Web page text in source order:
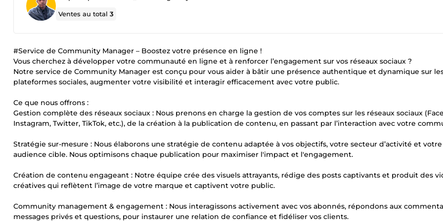
Ventes au total3
#Service de Community Manager – Boostez votre présence en ligne !
Vous cherchez à développer votre communauté en ligne et à renforcer l’engagement sur vos réseaux sociaux ?
Notre service de Community Manager est conçu pour vous aider à bâtir une présence authentique et dynamique sur
plateformes sociales, augmenter votre visibilité et interagir efficacement avec votre public.
Ce que nous offrons :
Gestion complète des réseaux sociaux : Nous prenons en charge la gestion de vos comptes sur les réseaux sociaux
Instagram, Twitter, TikTok, etc.), de la création à la publication de contenu, en passant par l’interaction avec votre
Stratégie sur-mesure : Nous élaborons une stratégie de contenu adaptée à vos objectifs, votre secteur d’activité et votre
audience cible. Nous optimisons chaque publication pour maximiser l'impact et l'engagement.
Création de contenu engageant : Notre équipe crée des visuels attrayants, rédige des posts captivants et produit des
créatives qui reflètent l’image de votre marque et captivent votre public.
Community management & engagement : Nous interagissons activement avec vos abonnés, répondons aux
messages privés et questions, pour instaurer une relation de confiance et fidéliser vos clients.